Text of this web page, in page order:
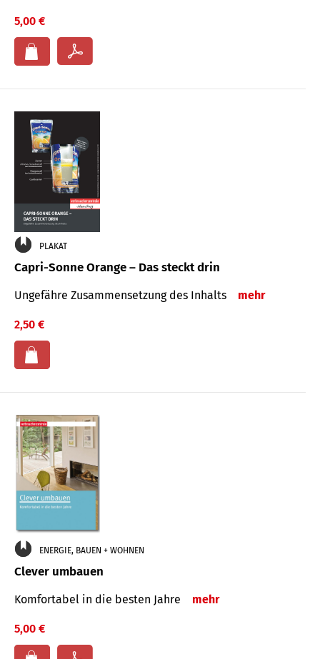
5,00 €
PLAKAT
Capri-Sonne Orange – Das steckt drin
Ungefähre Zu­sammen­setzung des Inhalts mehr
2,50 €
ENERGIE, BAUEN + WOHNEN
Clever umbauen
Komfortabel in die besten Jahre mehr
5,00 €